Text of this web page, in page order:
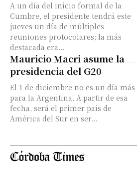
A un día del inicio formal de la
Cumbre, el presidente tendrá este
jueves un día de múltiples
reuniones protocolares; la más
destacada era...
Mauricio Macri asume la
presidencia del G20
El 1 de diciembre no es un día más
para la Argentina. A partir de esa
fecha, será el primer país de
América del Sur en ser...